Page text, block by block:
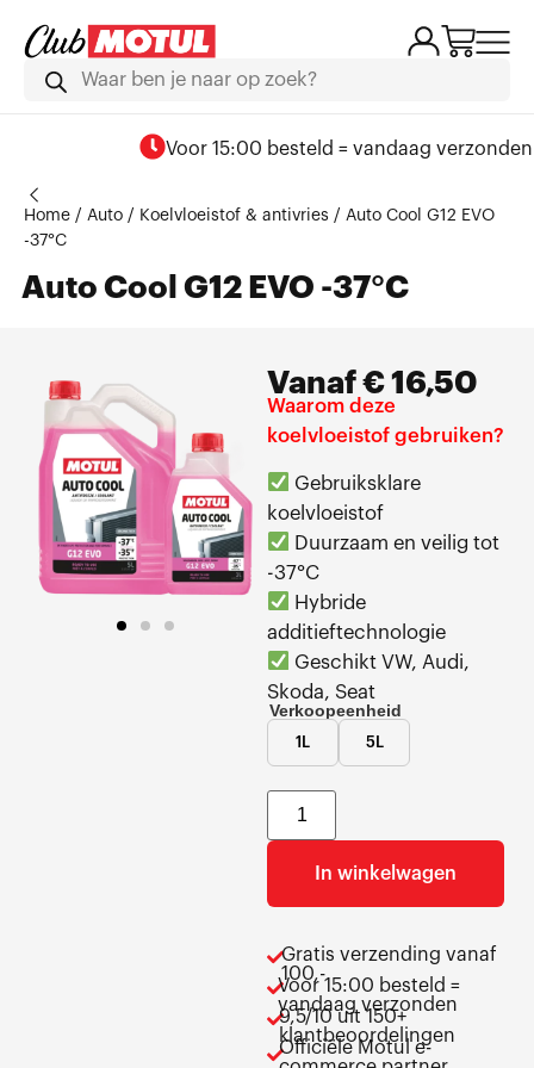
Voor 15:00 besteld = vandaag verzonden
Home/ Auto/ Koelvloeistof & antivries / Auto Cool G12 EVO
-37°C
Auto Cool G12 EVO -37°C
Vanaf€16,50
Waarom deze
koelvloeistof gebruiken?
Gebruiksklare
koelvloeistof
Duurzaam en veilig tot
-37°C
Hybride
additieftechnologie
Geschikt VW, Audi,
Skoda, Seat
Verkoopeenheid
1L 5L
In winkelwagen
Gratis verzending vanaf
100,-
Voor 15:00 besteld =
vandaag verzonden
9,5/10 uit 150+
klantbeoordelingen
Officiële Motul e-